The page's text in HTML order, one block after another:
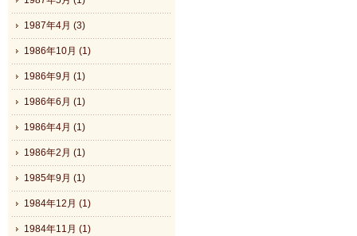
1987年4月 (3)
1986年10月 (1)
1986年9月 (1)
1986年6月 (1)
1986年4月 (1)
1986年2月 (1)
1985年9月 (1)
1984年12月 (1)
1984年11月 (1)